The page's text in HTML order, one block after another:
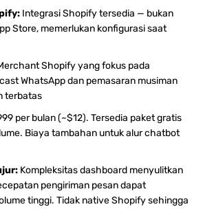
Integrasi Shopify tersedia — bukan
Store, memerlukan konfigurasi saat
Shopify yang fokus pada
WhatsApp dan pemasaran musiman
terbatas
per bulan (~$12). Tersedia paket gratis
Biaya tambahan untuk alur chatbot
Kompleksitas dashboard menyulitkan
pengiriman pesan dapat
tinggi. Tidak native Shopify sehingga